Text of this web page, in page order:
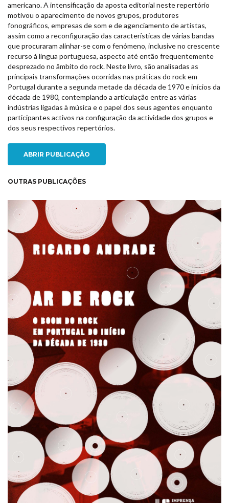
americano. A intensificação da aposta editorial neste repertório
motivou o aparecimento de novos grupos, produtores
fonográficos, empresas de som e de agenciamento de artistas,
assim como a reconfiguração das características de várias bandas
que procuraram alinhar-se com o fenómeno, inclusive no crescente
recurso à língua portuguesa, aspecto até então frequentemente
desprezado no âmbito do rock. Neste livro, são analisadas as
principais transformações ocorridas nas práticas do rock em
Portugal durante a segunda metade da década de 1970 e inícios da
década de 1980, contemplando a articulação entre as várias
indústrias ligadas à música e o papel dos seus agentes enquanto
participantes activos na configuração da actividade dos grupos e
dos seus respectivos repertórios.
ABRIR PUBLICAÇÃO
OUTRAS PUBLICAÇÕES
NEW